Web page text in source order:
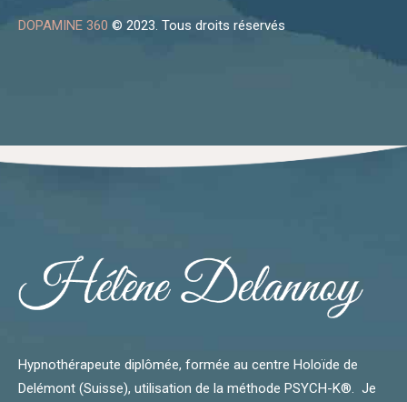
DOPAMINE 360 © 2023. Tous droits réservés
Hypnothérapeute diplômée, formée au centre Holoïde de
Delémont (Suisse), utilisation de la méthode PSYCH-K®. Je